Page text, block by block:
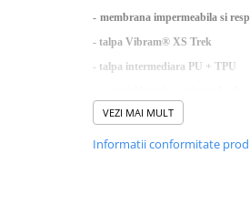
Corturi 4 persoane
Corturi de familie
IMBRACAMINTE
- membrana impermeabila si
- talpa Vibram® XS Trek
- talpa intermediara PU + TPU
piele suede ca material principal
-talpa interioara: Active Lite
VEZI MAI MULT
Informatii conformitate